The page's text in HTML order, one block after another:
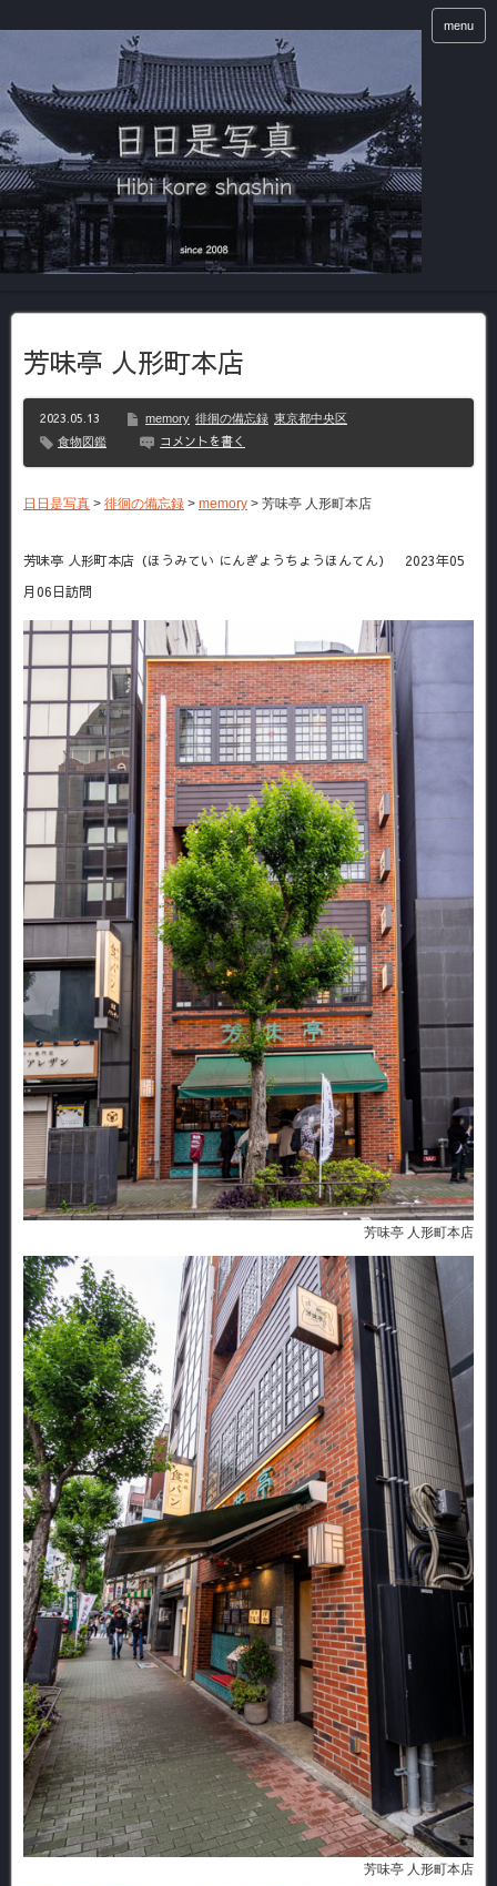
menu
芳味亭 人形町本店
2023.05.13 memory 徘徊の備忘録 東京都中央区
食物図鑑
コメントを書く
日日是写真 > 徘徊の備忘録 > memory > 芳味亭 人形町本店
芳味亭 人形町本店（ほうみてい にんぎょうちょうほんてん） 2023年05
月06日訪問
芳味亭 人形町本店
芳味亭 人形町本店